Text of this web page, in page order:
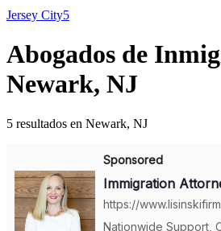
Jersey City5
Abogados de
Newark, NJ
5 resultados en Newark, NJ